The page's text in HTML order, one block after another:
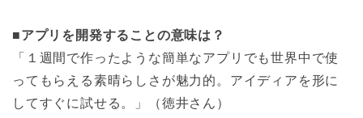
■アプリを開発することの意味は？
「１週間で作ったような簡単なアプリでも世界中で使
ってもらえる素晴らしさが魅力的。アイディアを形に
してすぐに試せる。」（徳井さん）